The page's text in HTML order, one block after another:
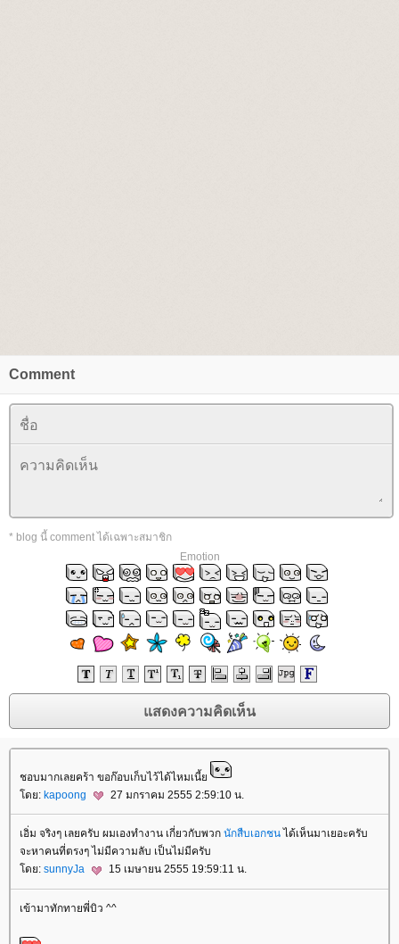
Comment
* blog นี้ comment ได้เฉพาะสมาชิก
Emotion
ชอบมากเลยคร้า ขอก๊อบเก็บไว้ได้ไหมเนี้
ดย: kapoong 27 มกราคม 2555 2:59:10 น.
เอิ่ม จริงๆ เลยครับ ผมเองทำงาน เกี่ยวกับพวก นักสืบเอกชน ได้เห็นมาเยอะครับ
จะหาคนที่ตรงๆ ไม่มีความลับ เป็นไม่มีครับ
ดย: sunnyJa 15 เมษายน 2555 19:59:11 น.
เข้ามาทักทายพี่บิว ^^